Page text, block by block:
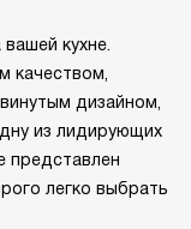
кухне.
качеством,
дизайном,
из лидирующих
представлен
легко выбрать